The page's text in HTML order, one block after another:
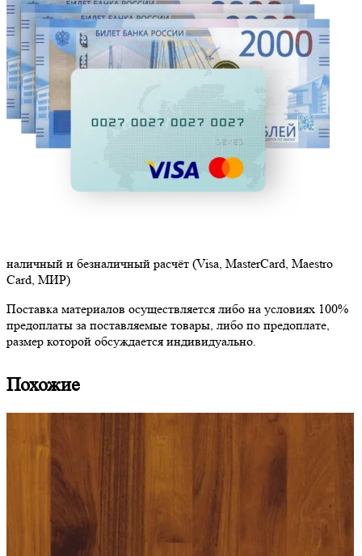
наличный и безналичный расчёт (Visa, MasterCard, Maestro
Card, МИР)
Поставка материалов осуществляется либо на условиях 100%
предоплаты за поставляемые товары, либо по предоплате,
размер которой обсуждается индивидуально.
Похожие